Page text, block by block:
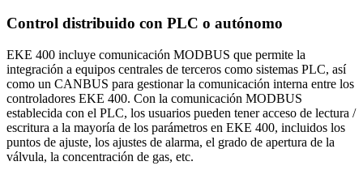
Control distribuido con PLC o autónomo
EKE 400 incluye comunicación MODBUS que permite la
integración a equipos centrales de terceros como sistemas PLC, así
como un CANBUS para gestionar la comunicación interna entre los
controladores EKE 400. Con la comunicación MODBUS
establecida con el PLC, los usuarios pueden tener acceso de lectura /
escritura a la mayoría de los parámetros en EKE 400, incluidos los
puntos de ajuste, los ajustes de alarma, el grado de apertura de la
válvula, la concentración de gas, etc.